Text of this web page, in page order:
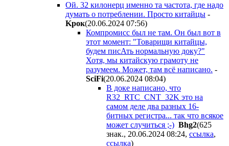
Ой. 32 килонерц именно та частота, где надо
думать о потреблении. Просто китайцы -
Kpoк(20.06.2024 07:56)
Компромисс был не там. Он был вот в
этот момент: "Товарищи китайцы,
будем писАть нормальную доку?"
Хотя, мы китайскую грамоту не
разумеем. Может, там всё написано. -
SciFi(20.06.2024 08:04)
В доке написано, что
R32_RTC_CNT_32K это на
самом деле два разных 16-
битных регистра... так что всякое
может случиться ;-) Bhg2(625
знак., 20.06.2024 08:24, ссылка,
ссылка)